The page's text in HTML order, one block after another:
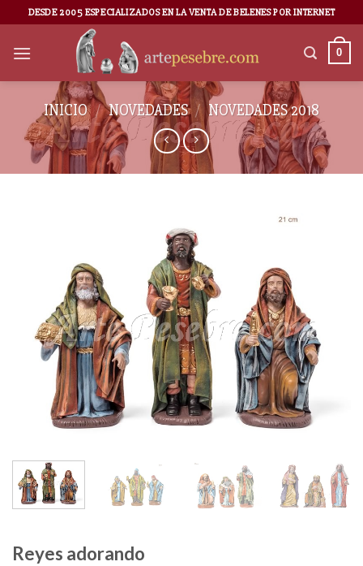
DESDE 2005 ESPECIALIZADOS EN LA VENTA DE BELENES POR INTERNET
0
INICIO / NOVEDADES / NOVEDADES 2018
Reyes adorando